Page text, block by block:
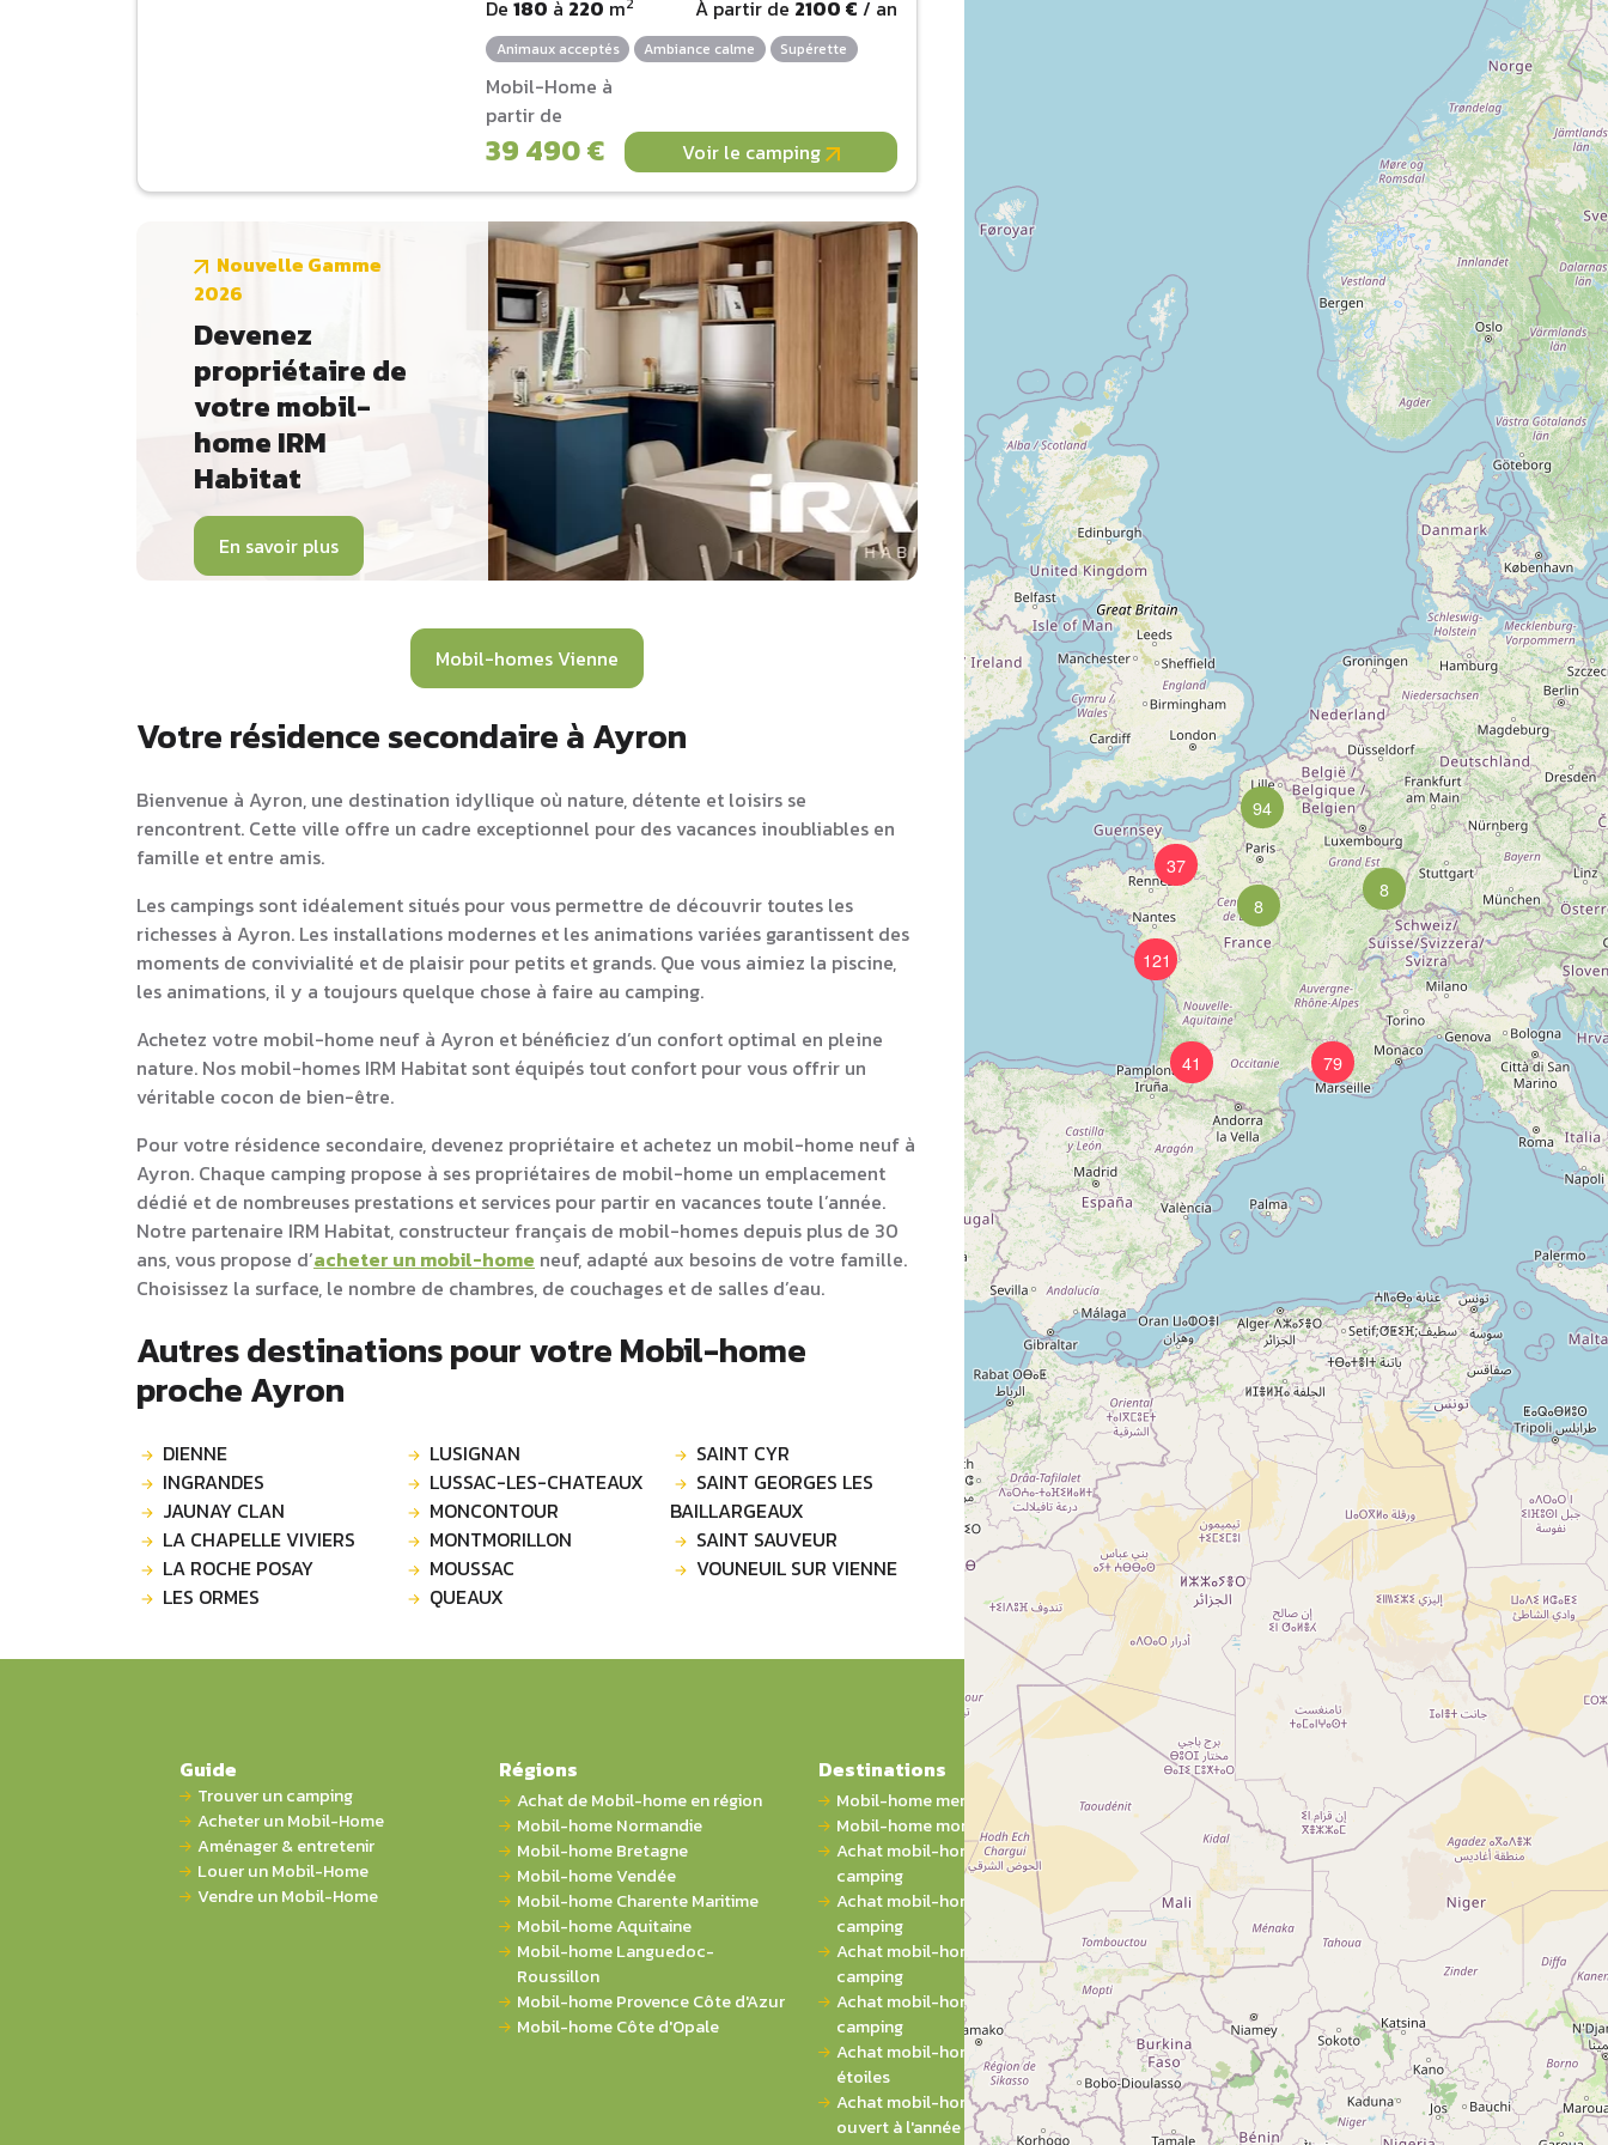
8
37
8
94
79
121
41
De180 à 220 m
À partir de 2100 € / an
Animaux acceptés Ambiance calme Supérette
Mobil-Home à
partir de
39 490 € Voir le camping
Nouvelle Gamme
2026
Devenez
propriétaire de
votre mobil-
home IRM
Habitat
En savoir plus
Mobil-homes Vienne
Votre résidence secondaire à Ayron
Bienvenue à Ayron, une destination idyllique où nature, détente et loisirs se
rencontrent. Cette ville offre un cadre exceptionnel pour des vacances inoubliables en
famille et entre amis.
Les campings sont idéalement situés pour vous permettre de découvrir toutes les
richesses à Ayron. Les installations modernes et les animations variées garantissent des
moments de convivialité et de plaisir pour petits et grands. Que vous aimiez la piscine,
les animations, il y a toujours quelque chose à faire au camping.
Achetez votre mobil-home neuf à Ayron et bénéficiez d’un confort optimal en pleine
nature. Nos mobil-homes IRM Habitat sont équipés tout confort pour vous offrir un
véritable cocon de bien-être.
Pour votre résidence secondaire, devenez propriétaire et achetez un mobil-home neuf à
Ayron. Chaque camping propose à ses propriétaires de mobil-home un emplacement
dédié et de nombreuses prestations et services pour partir en vacances toute l’année.
Notre partenaire IRM Habitat, constructeur français de mobil-homes depuis plus de 30
ans, vous propose d’acheter un mobil-home neuf, adapté aux besoins de votre famille.
Choisissez la surface, le nombre de chambres, de couchages et de salles d’eau.
Autres destinations pour votre Mobil-home
proche Ayron
DIENNE
INGRANDES
JAUNAY CLAN
LA CHAPELLE VIVIERS
LA ROCHE POSAY
LES ORMES
LUSIGNAN
LUSSAC-LES-CHATEAUX
MONCONTOUR
MONTMORILLON
MOUSSAC
QUEAUX
SAINT CYR
SAINT GEORGES LES
BAILLARGEAUX
SAINT SAUVEUR
VOUNEUIL SUR VIENNE
Guide
Trouver un camping
Acheter un Mobil-Home
Aménager & entretenir
Louer un Mobil-Home
Vendre un Mobil-Home
Régions
Achat de Mobil-home en région
Mobil-home Normandie
Mobil-home Bretagne
Mobil-home Vendée
Mobil-home Charente Maritime
Mobil-home Aquitaine
Mobil-home Languedoc-
Roussillon
Mobil-home Provence Côte d'Azur
Mobil-home Côte d'Opale
Destinations
Mobil-home mer
Mobil-home montagne
Achat mobil-home 1 chambre sur
camping
Achat mobil-home 2 chambres sur
camping
Achat mobil-home 3 chambres sur
camping
Achat mobil-home 4 chambres sur
camping
Achat mobil-home sur camping 5
étoiles
Achat mobil-home sur camping
ouvert à l'année
A propos
Qui sommes-nous ?
Actualités
Nos partenaires
Notre réseau
Nos campings
Blog
Espace revendeur